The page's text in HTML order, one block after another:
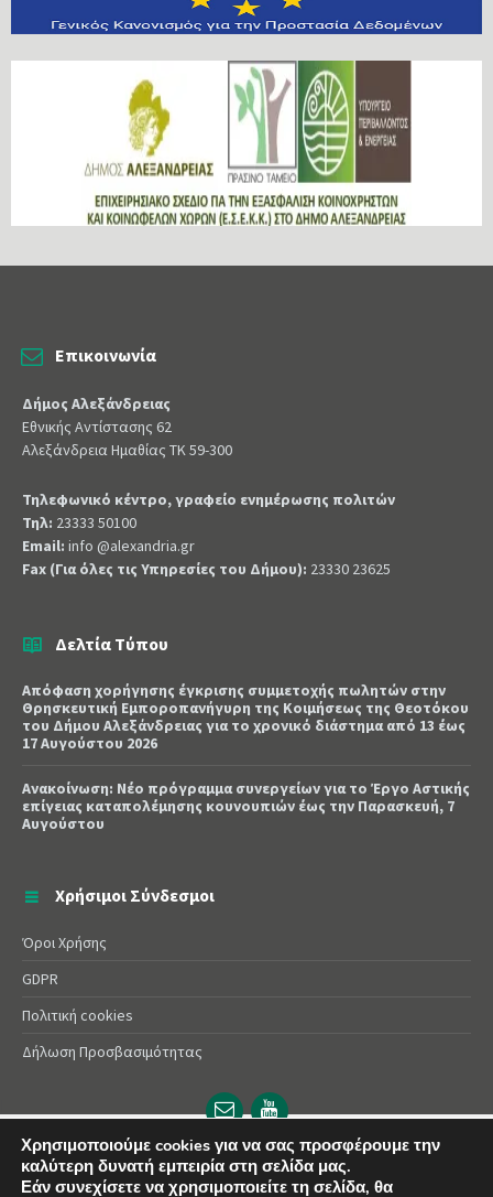
Επικοινωνία
Δήμος Αλεξάνδρειας
Εθνικής Αντίστασης 62
Αλεξάνδρεια Ημαθίας ΤΚ 59-300
Τηλεφωνικό κέντρο, γραφείο ενημέρωσης πολιτών
Τηλ: 23333 50100
Email: info @alexandria.gr
Fax (Για όλες τις Υπηρεσίες του Δήμου): 23330 23625
Δελτία Τύπου
Απόφαση χορήγησης έγκρισης συμμετοχής πωλητών στην
Θρησκευτική Εμποροπανήγυρη της Κοιμήσεως της Θεοτόκου
του Δήμου Αλεξάνδρειας για το χρονικό διάστημα από 13 έως
17 Αυγούστου 2026
Ανακοίνωση: Νέο πρόγραμμα συνεργείων για το Έργο Αστικής
επίγειας καταπολέμησης κουνουπιών έως την Παρασκευή, 7
Αυγούστου
Χρήσιμοι Σύνδεσμοι
Όροι Χρήσης
GDPR
Πολιτική cookies
Δήλωση Προσβασιμότητας
Email
url
YouTube
url
© 2025 Δήμος Αλεξάνδρειας | Powered byApogee
Χρησιμοποιούμε cookies για να σας προσφέρουμε την
καλύτερη δυνατή εμπειρία στη σελίδα μας.
Εάν συνεχίσετε να χρησιμοποιείτε τη σελίδα, θα